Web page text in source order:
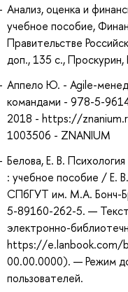
Анализ, оценка и
учебное пособие,
Правительстве
доп., 135 с., Проскурин,
Аппело Ю. - Agile-
командами - 978-5-
2018 - https://
1003506 - ZNANIUM
Белова, Е. В.
: учебное пособие / Е.
СПбГУТ им. М.А. Бонч-
5-89160-262-5. —
электронно-
https://e.lanbook.com/
00.00.0000). — Режим
пользователей.